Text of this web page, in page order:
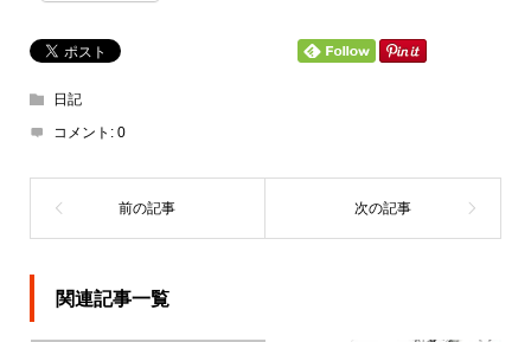
日記
コメント: 0
関連記事一覧